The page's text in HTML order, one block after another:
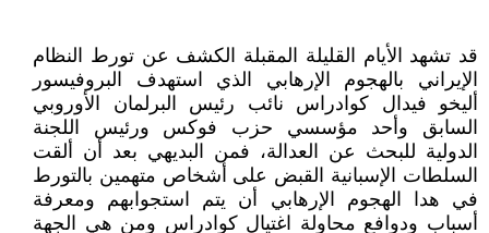
قد تشهد الأيام القليلة المقبلة الكشف عن تورط النظام
الإيراني بالهجوم الإرهابي الذي استهدف البروفيسور
أليخو فيدال كوادراس نائب رئيس البرلمان الأوروبي
السابق وأحد مؤسسي حزب فوكس ورئيس اللجنة
الدولية للبحث عن العدالة، فمن البديهي بعد أن ألقت
السلطات الإسبانية القبض على أشخاص متهمين بالتورط
في هدا الهجوم الإرهابي أن يتم استجوابهم ومعرفة
أسباب ودوافع محاولة اغتيال كوادراس ومن هي الجهة